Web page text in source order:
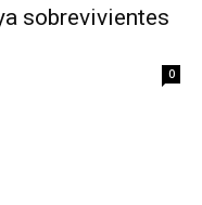
sobrevivientes
0